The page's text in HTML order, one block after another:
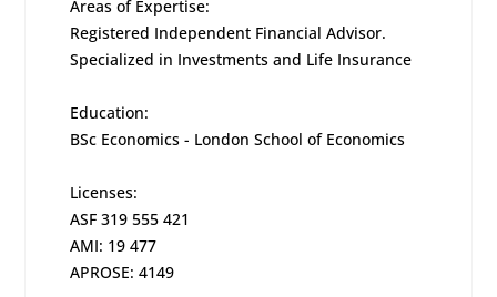
Areas of Expertise:
Registered Independent Financial Advisor.
Specialized in Investments and Life Insurance
Education:
BSc Economics - London School of Economics
Licenses:
ASF 319 555 421
AMI: 19 477
APROSE: 4149